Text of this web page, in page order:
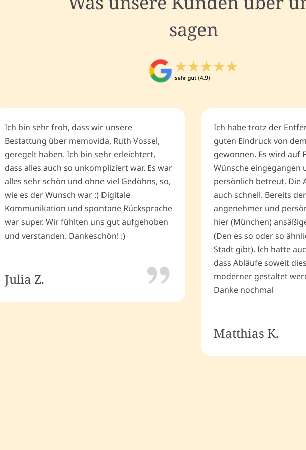
sagen
Ich bin sehr froh, dass wir unsere
Bestattung über memovida, Ruth Vossel,
geregelt haben. Ich bin sehr erleichtert,
dass alles auch so unkompliziert war. Es war
alles sehr schön und ohne viel Gedöhns, so,
wie es der Wunsch war :) Digitale
Kommunikation und spontane Rücksprache
war super. Wir fühlten uns gut aufgehoben
und verstanden. Dankeschön! :)
Julia Z.
Ich habe trotz der
guten Eindruck von
gewonnen. Es wird auf
Wünsche eingegangen
persönlich betreut. Die
auch schnell. Bereits
angenehmer und
hier (München)
(Den es so oder so
Stadt gibt). Ich hatte
dass Abläufe soweit
moderner gestaltet
Danke nochmal
Matthias K.